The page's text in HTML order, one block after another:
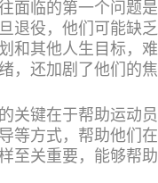
面临的第一个问题
退役，他们可能缺
和其他人生目标，
，还加剧了他们的焦
关键在于帮助运动
等方式，帮助他们
至关重要，能够帮